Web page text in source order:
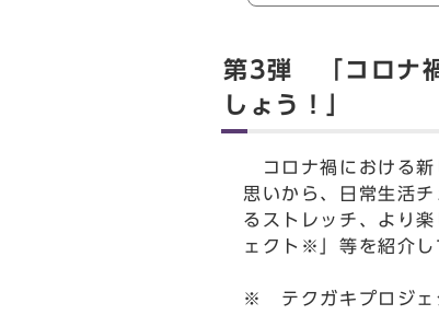
第3弾 「コロナ禍
しょう！」
コロナ禍における新
思いから、日常生活
るストレッチ、より
ェクト※」等を紹介し
※ テクガキプロジェ